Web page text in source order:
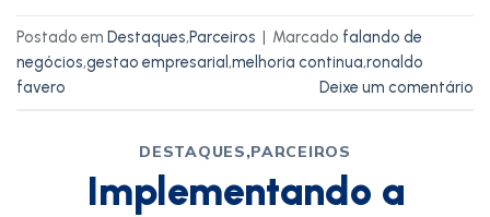
Postado em Destaques,Parceiros | Marcado falando de
negócios,gestao empresarial ,melhoria continua,ronaldo
favero
Deixe um comentário
DESTAQUES,PARCEIROS
Implementando a